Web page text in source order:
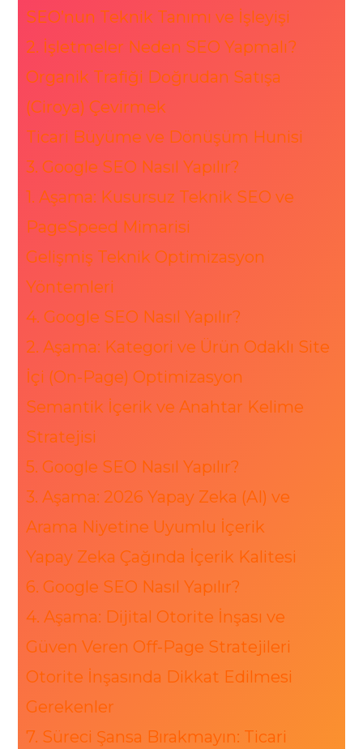
SEO’nun Teknik Tanımı ve İşleyişi
2. İşletmeler Neden SEO Yapmalı?
Organik Trafiği Doğrudan Satışa
(Ciroya) Çevirmek
Ticari Büyüme ve Dönüşüm Hunisi
3. Google SEO Nasıl Yapılır?
1. Aşama: Kusursuz Teknik SEO ve
PageSpeed Mimarisi
Gelişmiş Teknik Optimizasyon
Yöntemleri
4. Google SEO Nasıl Yapılır?
2. Aşama: Kategori ve Ürün Odaklı Site
İçi (On-Page) Optimizasyon
Semantik İçerik ve Anahtar Kelime
Stratejisi
5. Google SEO Nasıl Yapılır?
3. Aşama: 2026 Yapay Zeka (AI) ve
Arama Niyetine Uyumlu İçerik
Yapay Zeka Çağında İçerik Kalitesi
6. Google SEO Nasıl Yapılır?
4. Aşama: Dijital Otorite İnşası ve
Güven Veren Off-Page Stratejileri
Otorite İnşasında Dikkat Edilmesi
Gerekenler
7. Süreci Şansa Bırakmayın: Ticari